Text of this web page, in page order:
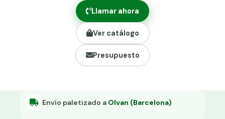
Abrazadera PVC malla H.
Grapa malla H.
Grapadora
Tensor galvanizado
Llamar ahora
Ver catálogo
Presupuesto
Envío paletizado a Olvan (Barcelona)